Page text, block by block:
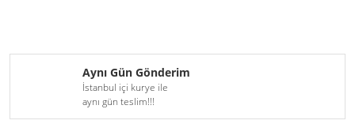
Aynı Gün Gönderim
İstanbul içi kurye ile
aynı gün teslim!!!